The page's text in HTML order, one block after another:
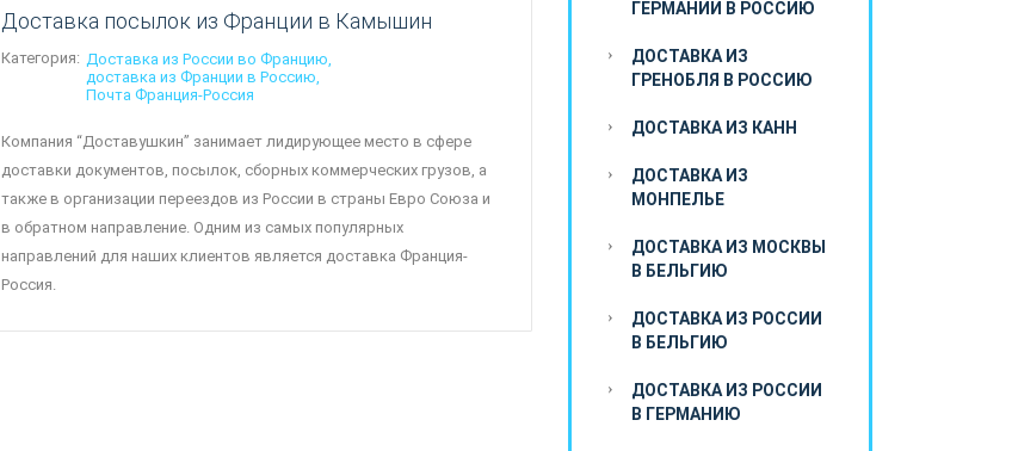
Доставка посылок из Франции в Камышин
Категория: Доставка из России во Францию
доставка из Франции в Россию
Почта Франция-Россия
Компания “Доставушкин” занимает лидирующее место в сфере
доставки документов, посылок, сборных коммерческих грузов, а
также в организации переездов из России в страны Евро Союза и
в обратном направление. Одним из самых популярных
направлений для наших клиентов является доставка Франция-
Россия.
ГЕРМАНИИ В РОССИЮ
ДОСТАВКА ИЗ
ГРЕНОБЛЯ В РОССИЮ
ДОСТАВКА ИЗ КАНН
ДОСТАВКА ИЗ
МОНПЕЛЬЕ
ДОСТАВКА ИЗ МОСКВЫ
В БЕЛЬГИЮ
ДОСТАВКА ИЗ РОССИИ
В БЕЛЬГИЮ
ДОСТАВКА ИЗ РОССИИ
В ГЕРМАНИЮ